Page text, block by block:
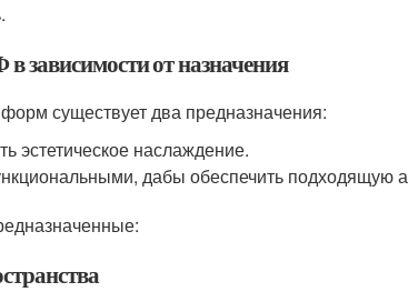
от назначения
существует два предназначения:
эстетическое наслаждение.
дабы обеспечить подходящую